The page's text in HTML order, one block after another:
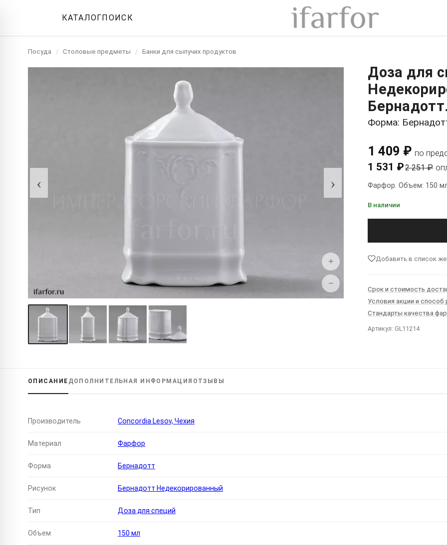
КАТАЛОГПОИСК
Посуда / Столовые предметы / Банки для сыпучих продуктов
‹ ›
+
−
Доза для
Форма:
1 409 ₽ по
1 531 ₽2 251 ₽
Фарфор. Объем: 150
В наличии
Добавить в список
Срок и стоимость
Условия акции и способ
Стандарты качества
Артикул: GL11214
ОПИСАНИЕ ДОПОЛНИТЕЛЬНАЯ ИНФОРМАЦИЯ ОТЗЫВЫ
Производитель Concordia Lesov, Чехия
Материал Фарфор
Форма Бернадотт
Рисунок Бернадотт Недекорированный
Тип Доза для специй
Объем 150 мл